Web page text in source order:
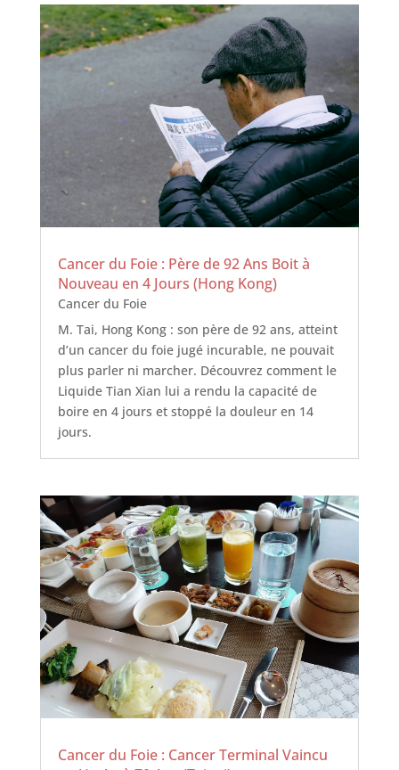
Cancer du Foie : Père de 92 Ans Boit à
Nouveau en 4 Jours (Hong Kong)
Cancer du Foie
M. Tai, Hong Kong : son père de 92 ans, atteint
d’un cancer du foie jugé incurable, ne pouvait
plus parler ni marcher. Découvrez comment le
Liquide Tian Xian lui a rendu la capacité de
boire en 4 jours et stoppé la douleur en 14
jours.
Cancer du Foie : Cancer Terminal Vaincu